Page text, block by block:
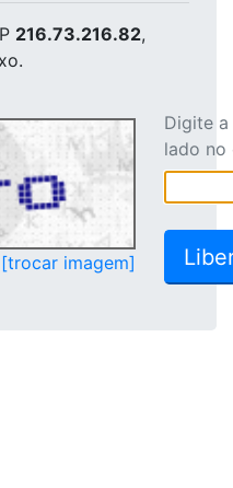
216.73.216.82,
[trocar imagem]
Digite
lado no